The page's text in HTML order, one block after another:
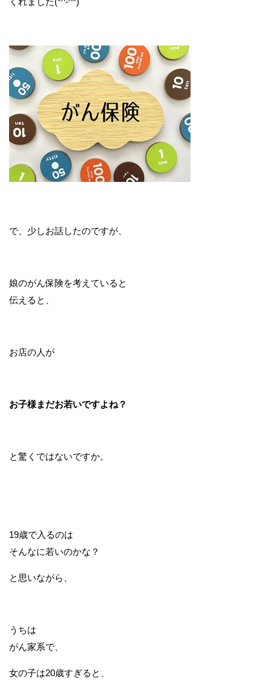
で、少しお話したのですが、
娘のがん保険を考えていると
伝えると、
お店の人が
お子様まだお若いですよね？
と驚くではないですか。
19歳で入るのは
そんなに若いのかな？
と思いながら、
うちは
がん家系で、
女の子は20歳すぎると、